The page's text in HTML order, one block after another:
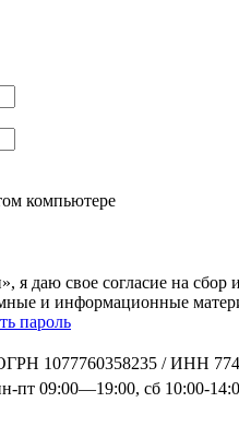
компьютере
я даю свое согласие на сбор
и информационные
пароль
1077760358235 / ИНН
пт 09:00—19:00, сб 10:00-